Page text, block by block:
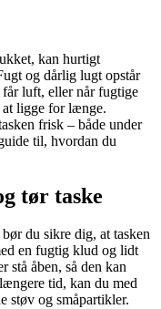
kan hurtigt
og dårlig lugt opstår
luft, eller når fugtige
at ligge for længe.
frisk – både under
til, hvordan du
tør taske
du sikre dig, at tasken
en fugtig klud og lidt
stå åben, så den kan
tid, kan du med
støv og småpartikler.